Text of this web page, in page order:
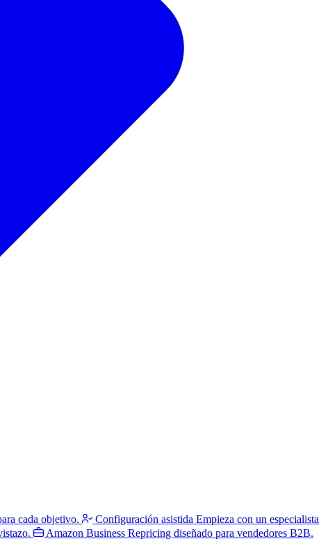
cada objetivo. Configuración asistida Empieza con un especialista
Amazon Business Repricing diseñado para vendedores B2B.